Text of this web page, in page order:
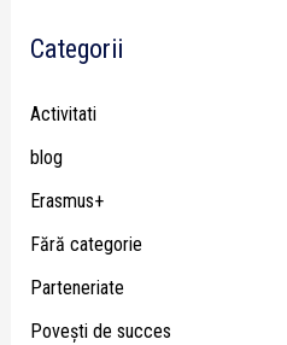
Categorii
Activitati
blog
Erasmus+
Fără categorie
Parteneriate
Poveşti de succes